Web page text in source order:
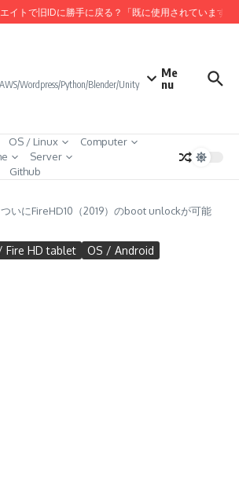
トで旧IDに勝手に戻る？「既に使用されています」
Wordpress/Python/Blender/Unity
Me
nu
OS / Linux
Computer
Server
Github
ついにFireHD10（2019）のboot unlockが可能
Fire HD tablet
OS / Android